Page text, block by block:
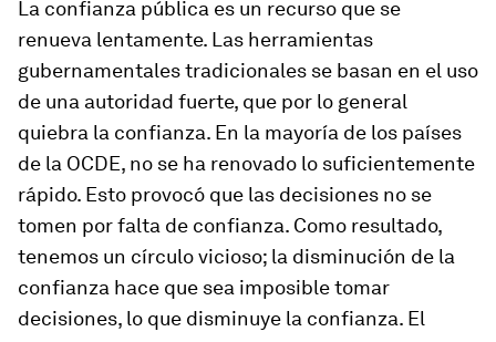
La confianza pública es un recurso que se
renueva lentamente. Las herramientas
gubernamentales tradicionales se basan en el uso
de una autoridad fuerte, que por lo general
quiebra la confianza. En la mayoría de los países
de la OCDE, no se ha renovado lo suficientemente
rápido. Esto provocó que las decisiones no se
tomen por falta de confianza. Como resultado,
tenemos un círculo vicioso; la disminución de la
confianza hace que sea imposible tomar
decisiones, lo que disminuye la confianza. El